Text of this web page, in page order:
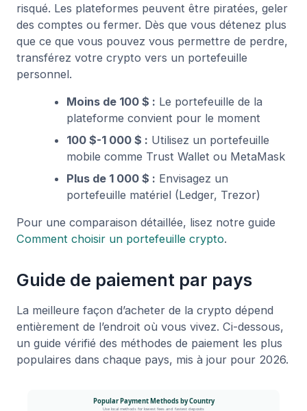
risqué. Les plateformes peuvent être piratées, geler
des comptes ou fermer. Dès que vous détenez plus
que ce que vous pouvez vous permettre de perdre,
transférez votre crypto vers un portefeuille
personnel.
Moins de 100 $ : Le portefeuille de la
plateforme convient pour le moment
100 $-1 000 $ : Utilisez un portefeuille
mobile comme Trust Wallet ou MetaMask
Plus de 1 000 $ : Envisagez un
portefeuille matériel (Ledger, Trezor)
Pour une comparaison détaillée, lisez notre guide
Comment choisir un portefeuille crypto.
Guide de paiement par pays
La meilleure façon d’acheter de la crypto dépend
entièrement de l’endroit où vous vivez. Ci-dessous,
un guide vérifié des méthodes de paiement les plus
populaires dans chaque pays, mis à jour pour 2026.